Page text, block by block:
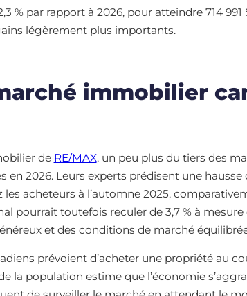
% par rapport à 2026, pour atteindre 714
légèrement plus importants.
immobilier
de RE/MAX, un peu plus du tiers des
2026. Leurs experts prédisent une hausse
les acheteurs à l’automne 2025,
pourrait toutefois reculer de 3,7 % à mesure
et des conditions de marché
prévoient d’acheter une propriété au
la population estime que l’économie